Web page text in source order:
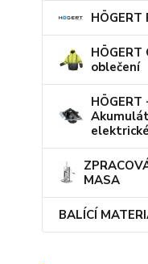
HÖGERT
HÖGERT
oblečení
HÖGERT
MASA
BALÍCÍ